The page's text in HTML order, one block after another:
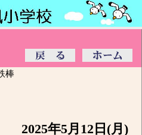
棒
2025年5月12日(月)